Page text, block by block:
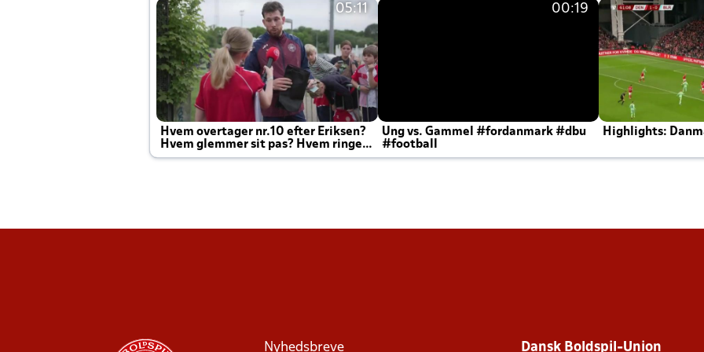
05:11
Hvem overtager nr.10 efter Eriksen?
Hvem glemmer sit pas? Hvem ringer
Joachim altid til efter kampe?
00:19
Ung vs. Gammel #fordanmark #dbu
#football
Highlights:
Nyhedsbreve Dansk Boldspil-Union